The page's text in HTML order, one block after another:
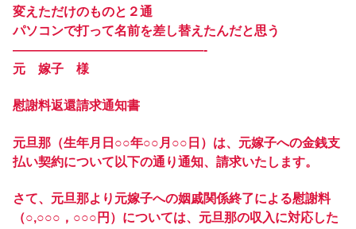
変えただけのものと２通
パソコンで打って名前を差し替えたんだと思う
———————————————-
元 嫁子 様
慰謝料返還請求通知書
元旦那（生年月日○○年○○月○○日）は、元嫁子への金銭支
払い契約について以下の通り通知、請求いたします。
さて、元旦那より元嫁子への姻戚関係終了による慰謝料
（○,○○○，○○○円）については、元旦那の収入に対応した